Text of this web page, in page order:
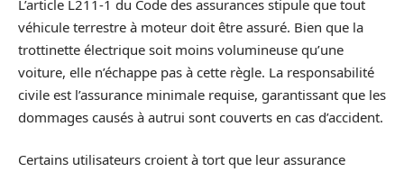
L’article L211-1 du Code des assurances stipule que tout
véhicule terrestre à moteur doit être assuré. Bien que la
trottinette électrique soit moins volumineuse qu’une
voiture, elle n’échappe pas à cette règle. La responsabilité
civile est l’assurance minimale requise, garantissant que les
dommages causés à autrui sont couverts en cas d’accident.
Certains utilisateurs croient à tort que leur assurance